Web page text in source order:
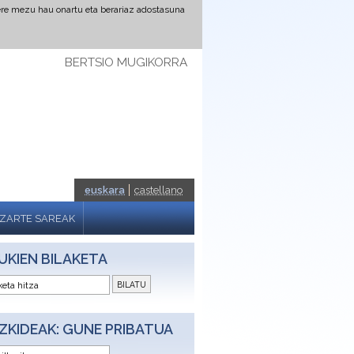
mezu hau onartu eta berariaz adostasuna
BERTSIO MUGIKORRA
euskara castellano
SAREAK
BILAKETA
GUNE PRIBATUA